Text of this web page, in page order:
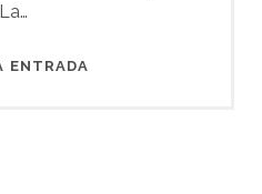
La…
ENTRADA